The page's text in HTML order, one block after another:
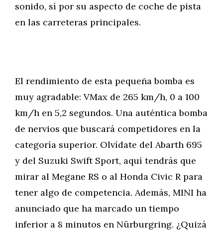
sonido, sí por su aspecto de coche de pista
en las carreteras principales.
El rendimiento de esta pequeña bomba es
muy agradable: VMax de 265 km/h, 0 a 100
km/h en 5,2 segundos. Una auténtica bomba
de nervios que buscará competidores en la
categoría superior. Olvídate del Abarth 695
y del Suzuki Swift Sport, aquí tendrás que
mirar al Megane RS o al Honda Civic R para
tener algo de competencia. Además, MINI ha
anunciado que ha marcado un tiempo
inferior a 8 minutos en Nürburgring. ¿Quizá